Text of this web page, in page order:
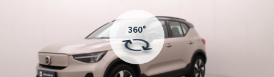
360°